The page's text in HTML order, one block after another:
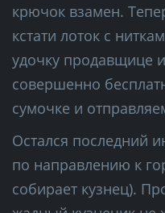
крючок взамен.
кстати лоток с
удочку продавщице
совершенно
сумочке и
Остался последний
по направлению к
собирает кузнец).